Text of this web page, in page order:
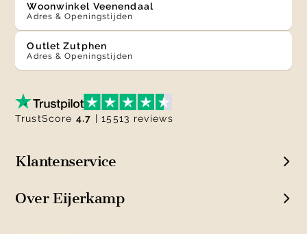
Woonwinkel Veenendaal
Adres & Openingstijden
Outlet Zutphen
Adres & Openingstijden
Klantenservice
Over Eijerkamp
TrustScore 4.7 | 15513 reviews